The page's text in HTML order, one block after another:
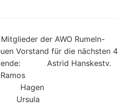
der AWO Rumeln-
Vorstand für die nächsten 4
Astrid Hanskestv.
Hagen
Ursula